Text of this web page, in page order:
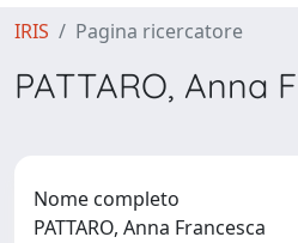
IRIS Pagina ricercatore
PATTARO, Anna
Nome completo
PATTARO, Anna Francesca